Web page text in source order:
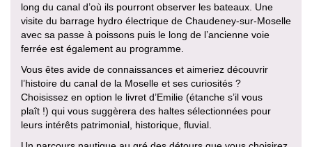
long du canal d’où ils pourront observer les bateaux. Une
visite du barrage hydro électrique de Chaudeney-sur-Moselle
avec sa passe à poissons puis le long de l’ancienne voie
ferrée est également au programme.
Vous êtes avide de connaissances et aimeriez découvrir
l’histoire du canal de la Moselle et ses curiosités ?
Choisissez en option le livret d’Emilie (étanche s’il vous
plaît !) qui vous suggèrera des haltes sélectionnées pour
leurs intérêts patrimonial, historique, fluvial.